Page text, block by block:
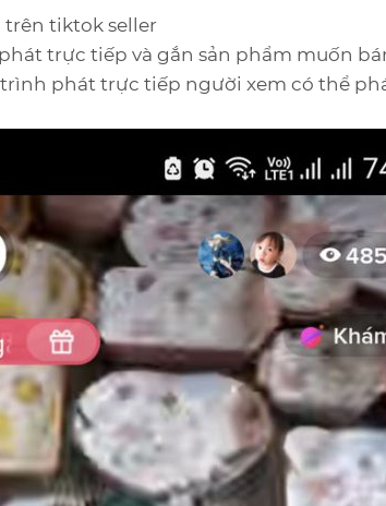
trên tiktok seller
trực tiếp và gắn sản phẩm muốn
phát trực tiếp người xem có thể